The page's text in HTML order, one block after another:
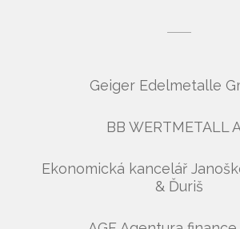
Geiger Edelmetalle
BB WERTMETALL
Ekonomická kancelář
& Ďuriš